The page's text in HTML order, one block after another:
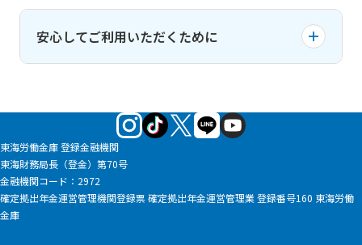
プライバシーポリシー（個人情報保護基本方針）
お客さま保護等管理方針
コンプライアンス基本方針
マネロン・テロ資金供与対策および顧客の受入れ
に係る方針
カスタマーハラスメントに対する基本方針
利益相反管理方針
安心してご利用いただくために
お客さまの本人確認に関するお願い
「振込」をご利用いただくお客さまへのお願い
「マネー・ローンダリング及びテロ資金供与対策
に関するガイドライン」にもとづくお客さま情
東海労働金庫 登録金融機関
東海財務局長（登金）第70号
金融機関コード：2972
確定拠出年金運営管理機関登録票 確定拠出年金運営管理業 登録番号160 東海労働
金庫